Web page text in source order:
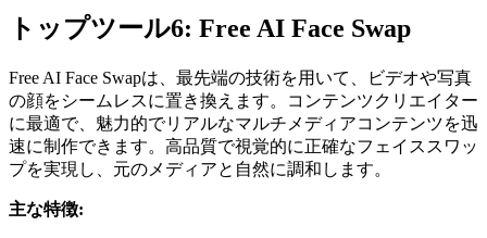
トップツール6: Free AI Face Swap
Free AI Face Swapは、最先端の技術を用いて、ビデオや写真
の顔をシームレスに置き換えます。コンテンツクリエイター
に最適で、魅力的でリアルなマルチメディアコンテンツを迅
速に制作できます。高品質で視覚的に正確なフェイススワッ
プを実現し、元のメディアと自然に調和します。
主な特徴: